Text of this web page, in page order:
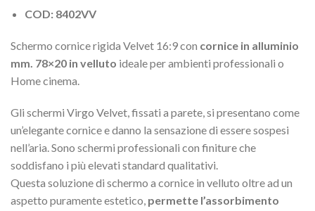
COD: 8402VV
Schermo cornice rigida Velvet 16:9 con cornice in alluminio
mm. 78×20 in velluto ideale per ambienti professionali o
Home cinema.
Gli schermi Virgo Velvet, fissati a parete, si presentano come
un’elegante cornice e danno la sensazione di essere sospesi
nell’aria. Sono schermi professionali con finiture che
soddisfano i più elevati standard qualitativi.
Questa soluzione di schermo a cornice in velluto oltre ad un
aspetto puramente estetico, permette l’assorbimento